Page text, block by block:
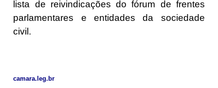
lista de reivindicações do fórum de frentes
parlamentares e entidades da sociedade
civil.
camara.leg.br